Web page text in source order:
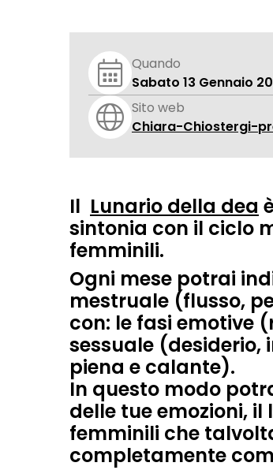
Quando
Sabato 13 Gennaio
Sito web
Chiara-Chiostergi-
Il Lunario della dea
sintonia con il ciclo
femminili.
Ogni mese potrai
mestruale (flusso,
con: le fasi emotive
sessuale (desiderio,
piena e calante).
In questo modo
delle tue emozioni, il
femminili che
completamente